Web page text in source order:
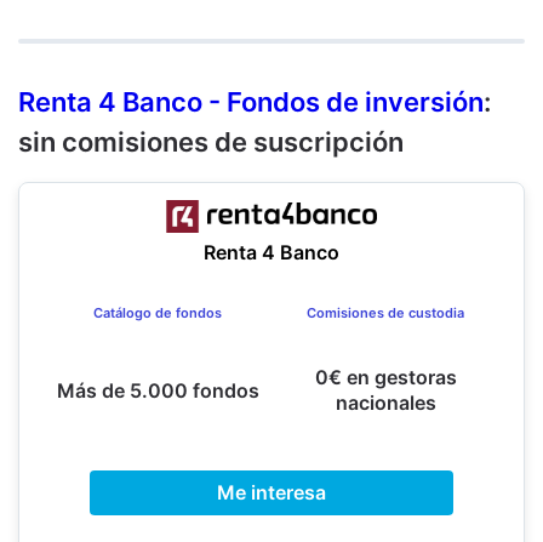
Renta 4 Banco - Fondos de inversión:
sin comisiones de suscripción
Renta 4 Banco
Catálogo de fondos
Más de 5.000 fondos
Comisiones de custodia
0€ en gestoras
nacionales
Me interesa